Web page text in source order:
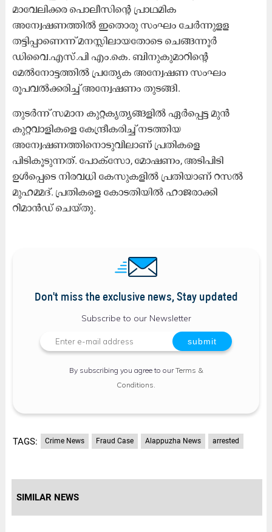
മാവേലിക്കര പൊലീസിന്റെ പ്രാഥമിക
അന്വേഷണത്തിൽ ഇതൊരു സംഘം ചേര്‍ന്നുളള
തട്ടിപ്പാണെന്ന് മനസ്സിലായതോടെ ചെങ്ങന്നൂർ
ഡിവൈ.എസ്.പി എം.കെ. ബിനുകുമാറിന്റെ
മേൽനോട്ടത്തിൽ പ്രത്യേക അന്വേഷണ സംഘം
രൂപവൽക്കരിച്ച് അന്വേഷണം തുടങ്ങി.
തുടര്‍ന്ന് സമാന കുറ്റകൃത്യങ്ങളിൽ ഏര്‍പ്പെട്ട മുൻ
കുറ്റവാളികളെ കേന്ദ്രീകരിച്ച് നടത്തിയ
അന്വേഷണത്തിനൊടുവിലാണ് പ്രതികളെ
പിടികൂടുന്നത്. പോക്സോ, മോഷണം, അടിപിടി
ഉൾപ്പെടെ നിരവധി കേസുകളിൽ പ്രതിയാണ് റസൽ
മുഹമ്മദ്. പ്രതികളെ കോടതിയിൽ ഹാജരാക്കി
റിമാൻഡ് ചെയ്തു.
Don't miss the exclusive news, Stay updated
Subscribe to our Newsletter
By subscribing you agree to ourTerms &
Conditions
TAGS: Crime News Fraud Case Alappuzha News arrested
SIMILAR NEWS